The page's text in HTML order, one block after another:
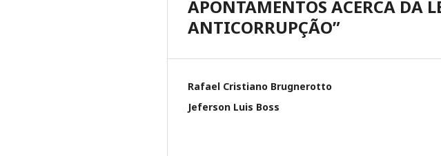
APONTAMENTOS ACERCA DA
ANTICORRUPÇÃO”
Rafael Cristiano Brugnerotto
Jeferson Luis Boss